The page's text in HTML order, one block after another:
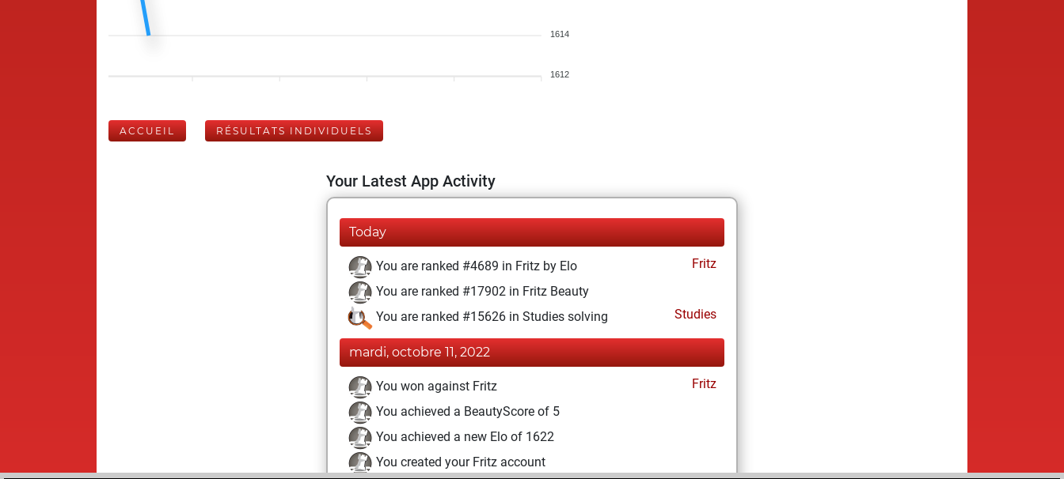
1614
1612
ACCUEIL RÉSULTATS INDIVIDUELS
Your Latest App Activity
Today
You are ranked #4689 in Fritz by Elo
Fritz
You are ranked #17902 in Fritz Beauty
You are ranked #15626 in Studies solving
Studies
mardi, octobre 11, 2022
You won against Fritz
Fritz
You achieved a BeautyScore of 5
You achieved a new Elo of 1622
You created your Fritz account